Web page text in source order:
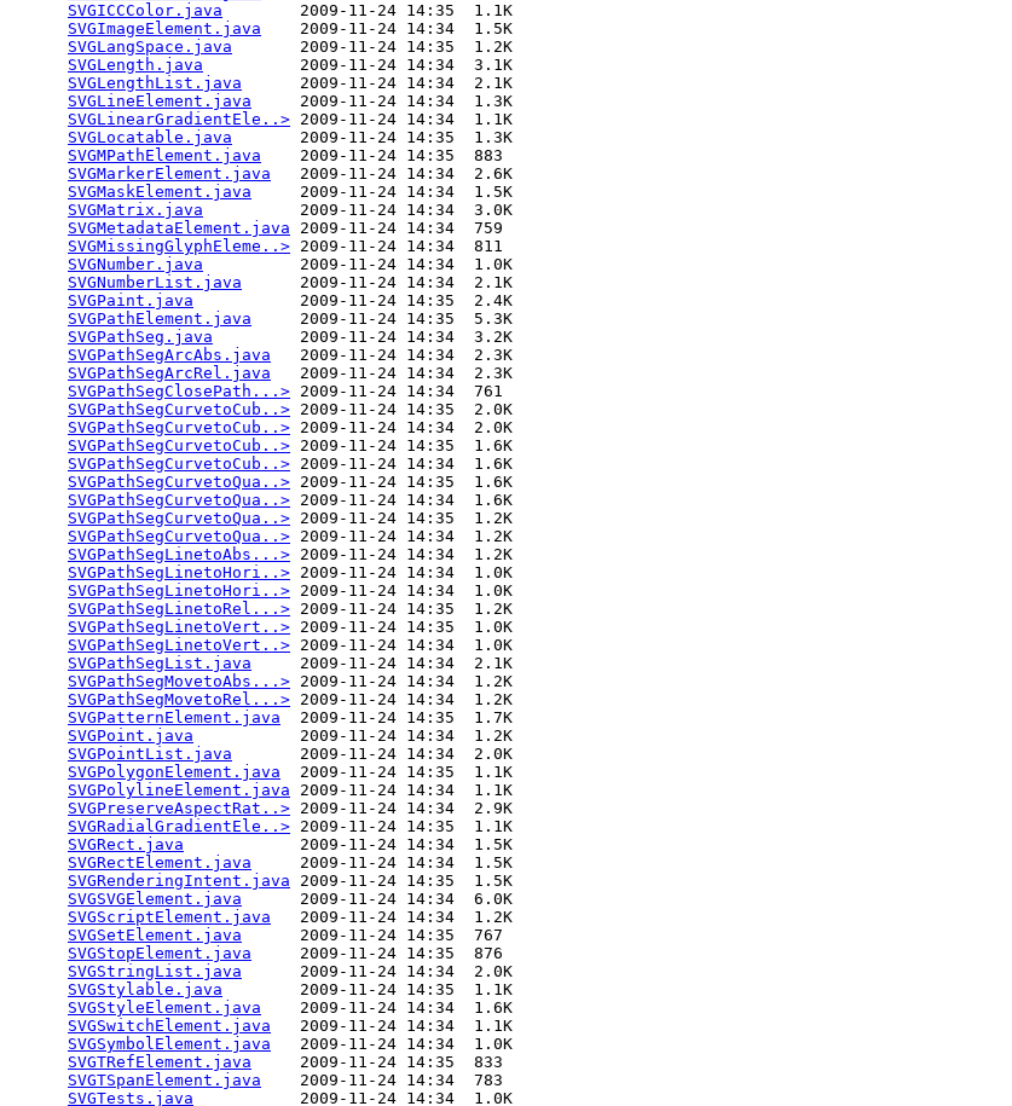
SVGICCColor.java
        2009-11-24 14:35  1.1K
SVGImageElement.java
    2009-11-24 14:34  1.5K
SVGLangSpace.java
       2009-11-24 14:35  1.2K
SVGLength.java
          2009-11-24 14:34  3.1K
SVGLengthList.java
      2009-11-24 14:34  2.1K
SVGLineElement.java
     2009-11-24 14:34  1.3K
SVGLinearGradientEle..> 2009-11-24 14:34  1.1K
SVGLocatable.java
       2009-11-24 14:35  1.3K
SVGMPathElement.java
    2009-11-24 14:35  883
SVGMarkerElement.java
   2009-11-24 14:34  2.6K
SVGMaskElement.java
     2009-11-24 14:34  1.5K
SVGMatrix.java
          2009-11-24 14:34  3.0K
SVGMetadataElement.java 2009-11-24 14:34  759
SVGMissingGlyphEleme..> 2009-11-24 14:34  811
SVGNumber.java
          2009-11-24 14:34  1.0K
SVGNumberList.java
      2009-11-24 14:34  2.1K
SVGPaint.java
           2009-11-24 14:35  2.4K
SVGPathElement.java
     2009-11-24 14:35  5.3K
SVGPathSeg.java
         2009-11-24 14:34  3.2K
SVGPathSegArcAbs.java
   2009-11-24 14:34  2.3K
SVGPathSegArcRel.java
   2009-11-24 14:34  2.3K
SVGPathSegClosePath...> 2009-11-24 14:34  761
SVGPathSegCurvetoCub..> 2009-11-24 14:35  2.0K
SVGPathSegCurvetoCub..> 2009-11-24 14:34  2.0K
SVGPathSegCurvetoCub..> 2009-11-24 14:35  1.6K
SVGPathSegCurvetoCub..> 2009-11-24 14:34  1.6K
SVGPathSegCurvetoQua..> 2009-11-24 14:35  1.6K
SVGPathSegCurvetoQua..> 2009-11-24 14:34  1.6K
SVGPathSegCurvetoQua..> 2009-11-24 14:35  1.2K
SVGPathSegCurvetoQua..> 2009-11-24 14:34  1.2K
SVGPathSegLinetoAbs...> 2009-11-24 14:34  1.2K
SVGPathSegLinetoHori..> 2009-11-24 14:34  1.0K
SVGPathSegLinetoHori..> 2009-11-24 14:34  1.0K
SVGPathSegLinetoRel...> 2009-11-24 14:35  1.2K
SVGPathSegLinetoVert..> 2009-11-24 14:35  1.0K
SVGPathSegLinetoVert..> 2009-11-24 14:34  1.0K
SVGPathSegList.java
     2009-11-24 14:34  2.1K
SVGPathSegMovetoAbs...> 2009-11-24 14:34  1.2K
SVGPathSegMovetoRel...> 2009-11-24 14:34  1.2K
SVGPatternElement.java
  2009-11-24 14:35  1.7K
SVGPoint.java
           2009-11-24 14:34  1.2K
SVGPointList.java
       2009-11-24 14:34  2.0K
SVGPolygonElement.java
  2009-11-24 14:35  1.1K
SVGPolylineElement.java 2009-11-24 14:34  1.1K
SVGPreserveAspectRat..> 2009-11-24 14:34  2.9K
SVGRadialGradientEle..> 2009-11-24 14:35  1.1K
SVGRect.java
            2009-11-24 14:34  1.5K
SVGRectElement.java
     2009-11-24 14:34  1.5K
SVGRenderingIntent.java 2009-11-24 14:35  1.5K
SVGSVGElement.java
      2009-11-24 14:34  6.0K
SVGScriptElement.java
   2009-11-24 14:34  1.2K
SVGSetElement.java
      2009-11-24 14:35  767
SVGStopElement.java
     2009-11-24 14:35  876
SVGStringList.java
      2009-11-24 14:34  2.0K
SVGStylable.java
        2009-11-24 14:35  1.1K
SVGStyleElement.java
    2009-11-24 14:34  1.6K
SVGSwitchElement.java
   2009-11-24 14:34  1.1K
SVGSymbolElement.java
   2009-11-24 14:34  1.0K
SVGTRefElement.java
     2009-11-24 14:35  833
SVGTSpanElement.java
    2009-11-24 14:34  783
SVGTests.java
           2009-11-24 14:34  1.0K